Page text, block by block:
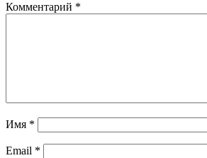
Комментарий *
Имя *
Email *